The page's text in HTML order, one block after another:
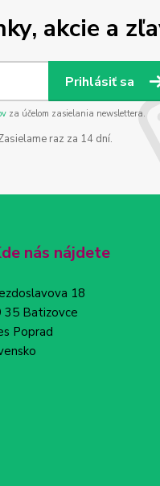
akcie a
Prihlásiť sa
za účelom zasielania newslettera.
raz za 14 dní.
nás nájdete
18
35 Batizovce
Poprad